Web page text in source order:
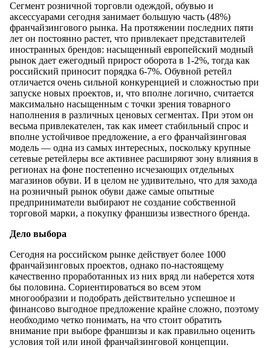
Сегмент розничной торговли одеждой, обувью и
аксессуарами сегодня занимает большую часть (48%)
франчайзингового рынка. На протяжении последних пяти
лет он постоянно растет, что привлекает представителей
иностранных брендов: насыщенный европейский модный
рынок дает ежегодный прирост оборота в 1-2%, тогда как
российский приносит порядка 6-7%. Обувной ретейл
отличается очень сильной конкуренцией и сложностью при
запуске новых проектов, и, что вполне логично, считается
максимально насыщенным с точки зрения товарного
наполнения в различных ценовых сегментах. При этом он
весьма привлекателен, так как имеет стабильный спрос и
вполне устойчивое предложение, а его франчайзинговая
модель — одна из самых интересных, поскольку крупные
сетевые ретейлеры все активнее расширяют зону влияния в
регионах на фоне постепенно исчезающих отдельных
магазинов обуви. И в целом не удивительно, что для захода
на розничный рынок обуви даже самые опытные
предприниматели выбирают не создание собственной
торговой марки, а покупку франшизы известного бренда.
Дело выбора
Сегодня на российском рынке действует более 1000
франчайзинговых проектов, однако по-настоящему
качественно проработанных из них вряд ли наберется хотя
бы половина. Сориентироваться во всем этом
многообразии и подобрать действительно успешное и
финансово выгодное предложение крайне сложно, поэтому
необходимо четко понимать, на что стоит обратить
внимание при выборе франшизы и как правильно оценить
условия той или иной франчайзинговой концепции.